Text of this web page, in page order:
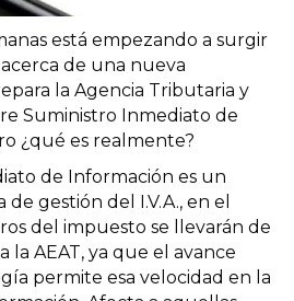
está empezando a surgir
de una nueva
la Agencia Tributaria y
Suministro Inmediato de
¿qué es realmente?
de Información es un
gestión del I.V.A., en el
del impuesto se llevarán de
la AEAT, ya que el avance
permite esa velocidad en la